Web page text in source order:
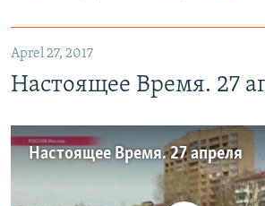
Aprel 27, 2017
Настоящее Время. 27
Настоящее Время. 27 апреля